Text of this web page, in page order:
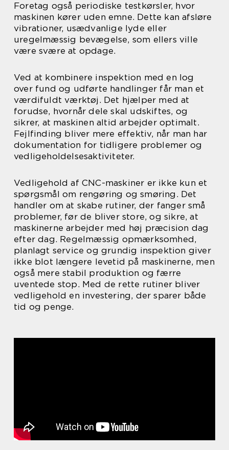
Foretag også periodiske testkørsler, hvor
maskinen kører uden emne. Dette kan afsløre
vibrationer, usædvanlige lyde eller
uregelmæssig bevægelse, som ellers ville
være svære at opdage.
Ved at kombinere inspektion med en log
over fund og udførte handlinger får man et
værdifuldt værktøj. Det hjælper med at
forudse, hvornår dele skal udskiftes, og
sikrer, at maskinen altid arbejder optimalt.
Fejlfinding bliver mere effektiv, når man har
dokumentation for tidligere problemer og
vedligeholdelsesaktiviteter.
Vedligehold af CNC-maskiner er ikke kun et
spørgsmål om rengøring og smøring. Det
handler om at skabe rutiner, der fanger små
problemer, før de bliver store, og sikre, at
maskinerne arbejder med høj præcision dag
efter dag. Regelmæssig opmærksomhed,
planlagt service og grundig inspektion giver
ikke blot længere levetid på maskinerne, men
også mere stabil produktion og færre
uventede stop. Med de rette rutiner bliver
vedligehold en investering, der sparer både
tid og penge.